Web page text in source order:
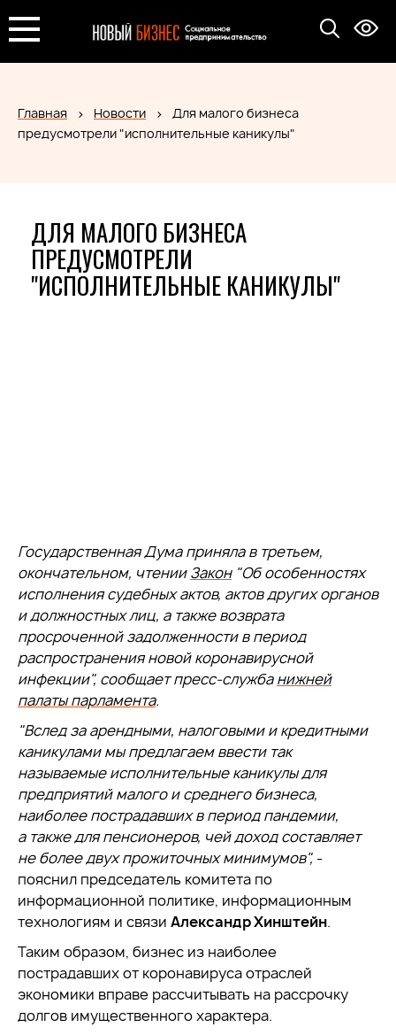
Главная Новости
Для малого бизнеса
предусмотрели "исполнительные каникулы"
ДЛЯ МАЛОГО БИЗНЕСА
ПРЕДУСМОТРЕЛИ
"ИСПОЛНИТЕЛЬНЫЕ КАНИКУЛЫ"
Государственная Дума приняла в третьем,
окончательном, чтенииЗакон"Об особенностях
исполнения судебных актов, актов других органов
и должностных лиц, а также возврата
просроченной задолженности в период
распространения новой коронавирусной
инфекции", сообщает пресс-службанижней
палаты парламента.
"Вслед за арендными, налоговыми и кредитными
каникулами мы предлагаем ввести так
называемые исполнительные каникулы для
предприятий малого и среднего бизнеса,
наиболее пострадавших в период пандемии,
а также для пенсионеров, чей доход составляет
не более двух прожиточных минимумов", -
пояснил председатель комитета по
информационной политике, информационным
технологиям и связи Александр Хинштейн.
Таким образом, бизнес из наиболее
пострадавших от коронавируса отраслей
экономики вправе рассчитывать на рассрочку
долгов имущественного характера.